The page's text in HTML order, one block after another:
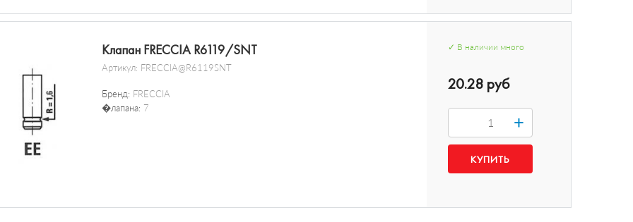
Клапан FRECCIA R6119/SNT
Артикул: FRECCIA@R6119SNT
Бренд: FRECCIA
�лапана: 7
✓ В наличии много
20.28 руб
+